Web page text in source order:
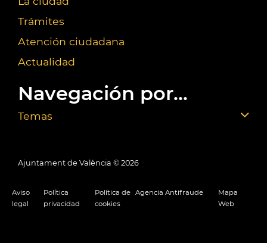
Trámites
Atención ciudadana
Actualidad
Navegación por...
Temas
Ajuntament de València © 2026
Aviso
legal
Política
privacidad
Política de
cookies
Agencia Antifraude
Mapa
Web